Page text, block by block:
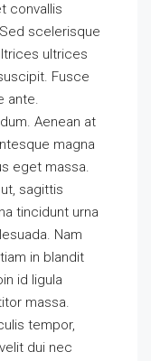
convallis
scelerisque
ultrices
Fusce
ante.
Aenean at
magna
eget massa.
sagittis
tincidunt urna
Nam
in blandit
id ligula
massa.
tempor,
dui nec